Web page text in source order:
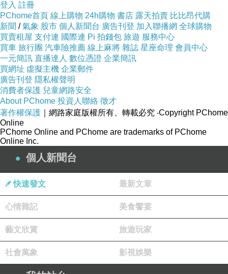
登入 註冊
PChome首頁 線上購物 24h購物 書店 露天拍賣 比比昂代購
新聞 /氣象 股市 個人新聞台 廣告刊登 加入聯播網 全球購物
買賣租屋 支付連 國際連 Pi 拍錢包 旅遊 服務中心
買車 旅行團 汽車險推薦 線上麻將 雜誌 星座命理 會員中心
一元簡訊 直播達人 數位憑證 企業簡訊
買網址 虛擬主機 企業郵件
廣告刊登 隱私權聲明
消費者保護 兒童網路安全
About PChome 投資人聯絡 徵才
著作權保護 ｜網路家庭版權所有、轉載必究 ‧Copyright PChome
Online
PChome Online and PChome are trademarks of PChome
Online Inc.
個人新聞台
快速發文 最新文章
心情雜記 美食饗宴
藝文欣賞 旅遊玩家
社會萬象 影視娛樂